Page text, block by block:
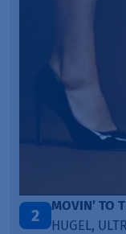
MOVIN’ TO
HUGEL,